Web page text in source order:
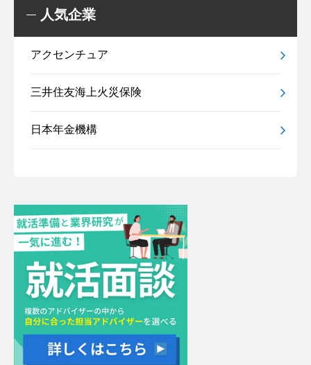
人気企業
アクセンチュア
三井住友海上火災保険
日本年金機構